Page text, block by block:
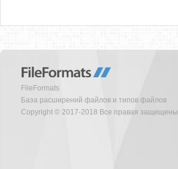
FileFormats
База расширений файлов и типов файлов
Copyright © 2017-2018 Все правая защищены